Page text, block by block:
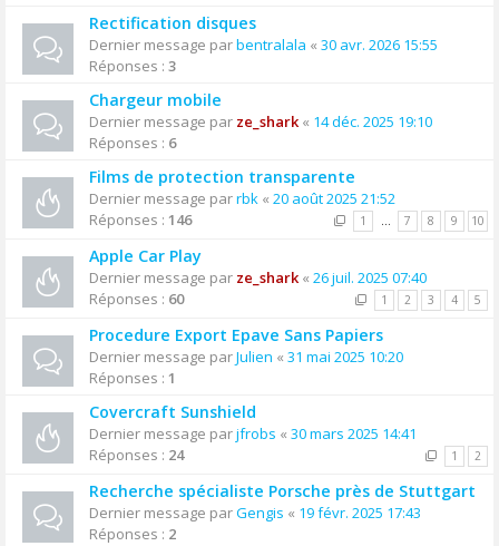
Rectification disques
Dernier message parbentralala « 30 avr. 2026 15:55
Réponses : 3
Chargeur mobile
Dernier message par ze_shark« 14 déc. 2025 19:10
Réponses : 6
Films de protection transparente
Dernier message parrbk « 20 août 2025 21:52
Réponses : 146 1 … 7 8 9 10
Apple Car Play
Dernier message par ze_shark« 26 juil. 2025 07:40
Réponses : 60 1 2 3 4 5
Procedure Export Epave Sans Papiers
Dernier message parJulien « 31 mai 2025 10:20
Réponses : 1
Covercraft Sunshield
Dernier message parjfrobs « 30 mars 2025 14:41
Réponses : 24 1 2
Recherche spécialiste Porsche près de Stuttgart
Dernier message parGengis « 19 févr. 2025 17:43
Réponses : 2